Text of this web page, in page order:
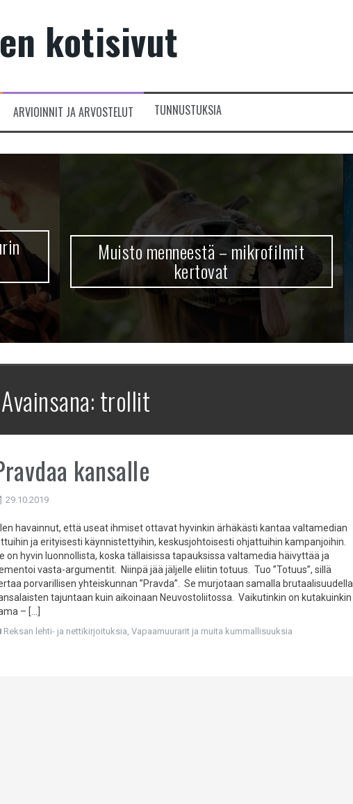
kotisivut
ARVIOINNIT JA ARVOSTELUT TUNNUSTUKSIA
Muisto menneestä – mikrofilmit
kertovat
Avainsana:trollit
kansalle
29.10.2019
havainnut, että useat ihmiset ottavat hyvinkin ärhäkästi kantaa valtamedian
ja erityisesti käynnistettyihin, keskusjohtoisesti ohjattuihin kampanjoihin.
on hyvin luonnollista, koska tällaisissa tapauksissa valtamedia häivyttää ja
vasta-argumentit. Niinpä jää jäljelle eliitin totuus. Tuo ”Totuus”, sillä
porvarillisen yhteiskunnan ”Pravda”. Se murjotaan samalla brutaalisuudella
tajuntaan kuin aikoinaan Neuvostoliitossa. Vaikutinkin on kutakuinkin
– […]
Reksan lehti- ja nettikirjoituksia,Vapaamuurarit ja muita kummallisuuksia